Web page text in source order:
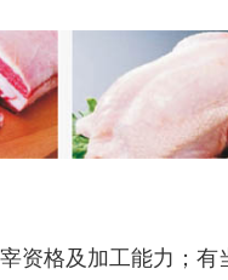
资格及加工能力；